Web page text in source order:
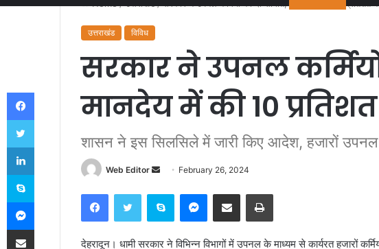
उत्तराखंड विविध
सरकार ने उपनल
मानदेय में की 10 प्रतिशत
शासन ने इस सिलसिले में जारी किए आदेश, हजारों उपनल
Web Editor
n
d
February 26, 2024
देहरादून। धामी सरकार ने विभिन्न विभागों में उपनल के माध्यम से कार्यरत हजारों